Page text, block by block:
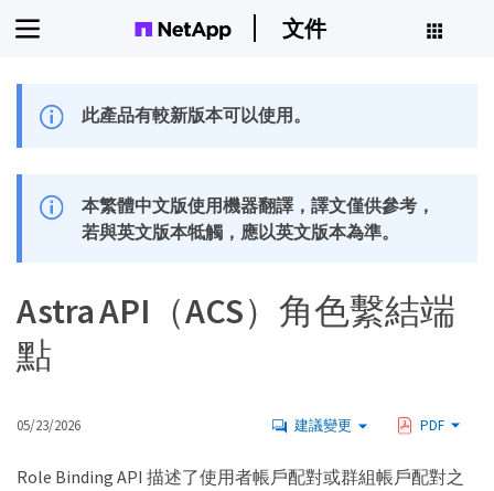
文件
此產品有較新版本可以使用。
本繁體中文版使用機器翻譯，譯文僅供參考，
若與英文版本牴觸，應以英文版本為準。
Astra API（ACS）角色繫結端
點
05/23/2026 建議變更 PDF
Role Binding API 描述了使用者帳戶配對或群組帳戶配對之